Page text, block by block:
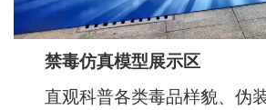
禁毒仿真模型展示区
直观科普各类毒品样貌、伪